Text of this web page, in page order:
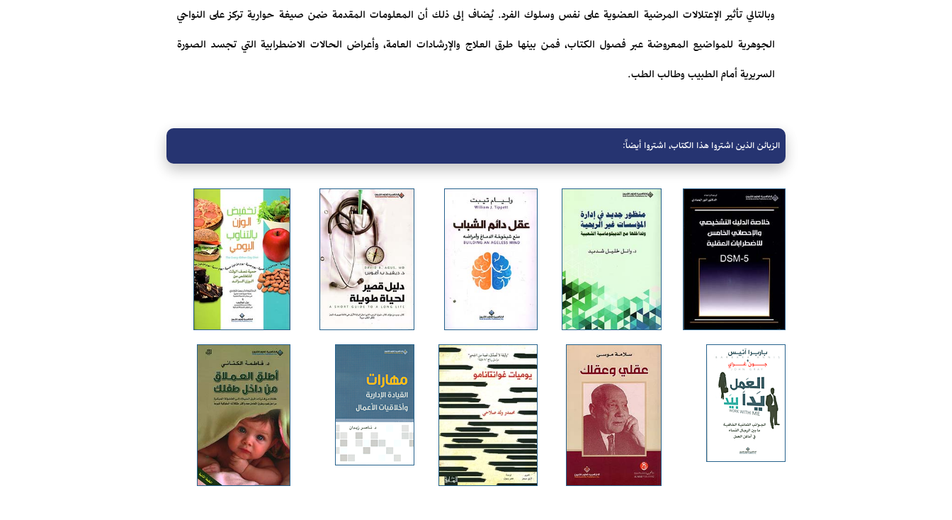
وبالتالي تأثير الإعتلالات المرضية العضوية على نفس وسلوك الفرد. يُضاف إلى ذلك أن المعلومات المقدمة ضمن صيغة حوارية تركز على النواحي
الجوهرية للمواضيع المعروضة عبر فصول الكتاب، فمن بينها طرق العلاج والإرشادات العامة، وأعراض الحالات الاضطرابية التي تجسد الصورة
السريرية أمام الطبيب وطالب الطب.
الزبائن الذين اشتروا هذا الكتاب، اشتروا أيضاً: